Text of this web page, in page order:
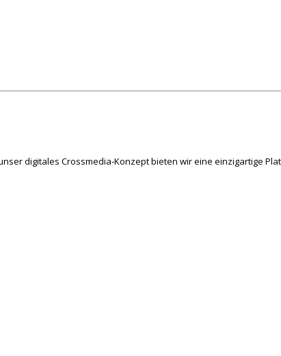
digitales Crossmedia-Konzept bieten wir eine einzigartige